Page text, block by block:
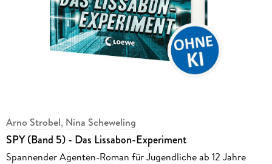
Arno Strobel, Nina Scheweling
SPY (Band 5) - Das Lissabon-Experiment
Spannender Agenten-Roman für Jugendliche ab 12 Jahre